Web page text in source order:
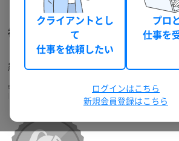
2日前
神谷 紗穂_HonoLabo
【楽天市場・Amazon】ECモール
結デザイナー
saho-kamiya_design Webデザイナー 個人 愛知県
適格請求書に対応
クライアントとし
て
仕事を依頼したい
プロ
仕事を
ログインはこちら
新規会員登録はこちら